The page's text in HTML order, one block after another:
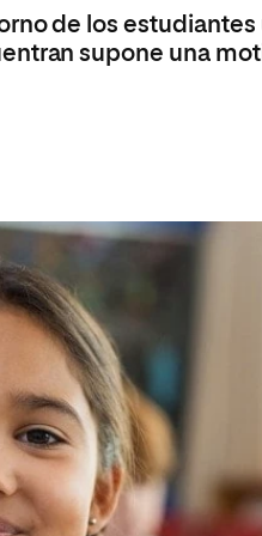
de los estudiantes
supone una